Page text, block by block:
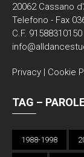
20062 Cassano
Telefono - Fax
C.F. 91588310150
Privacy | Cookie
TAG –
1988-1998